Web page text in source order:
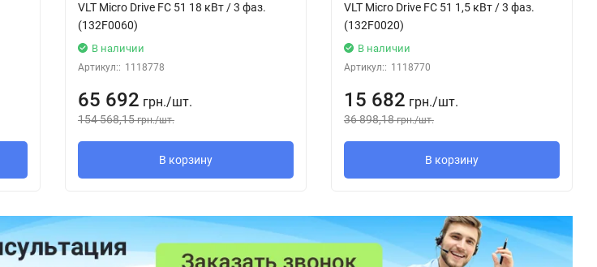
VLT Micro Drive FC 51 18 кВт / 3 фаз.
(132F0060)
В наличии
Артикул:: 1118778
65 692 грн./шт.
154 568,15 грн./шт.
В корзину
VLT Micro Drive FC 51 1,5 кВт / 3 фаз.
(132F0020)
В наличии
Артикул:: 1118770
15 682 грн./шт.
36 898,18 грн./шт.
В корзину